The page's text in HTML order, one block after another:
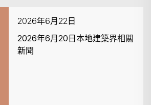
2026年6月22日
2026年6月20日本地建築界相關
新聞